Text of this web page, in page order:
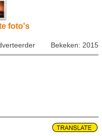
foto's
Bekeken: 2015